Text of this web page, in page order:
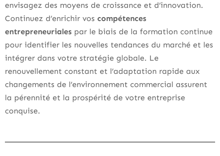
envisagez des moyens de croissance et d’innovation.
Continuez d’enrichir vos compétences
entrepreneuriales par le biais de la formation continue
pour identifier les nouvelles tendances du marché et les
intégrer dans votre stratégie globale. Le
renouvellement constant et l’adaptation rapide aux
changements de l’environnement commercial assurent
la pérennité et la prospérité de votre entreprise
conquise.